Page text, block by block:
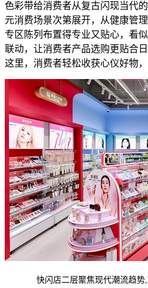
色彩带给消费者从复古闪现当代
元消费场景次第展开，从健康管
专区陈列布置得专业又贴心，看
联动，让消费者产品选购更贴合
这里，消费者轻松收获心仪好物
快闪店二层聚焦现代潮流趋